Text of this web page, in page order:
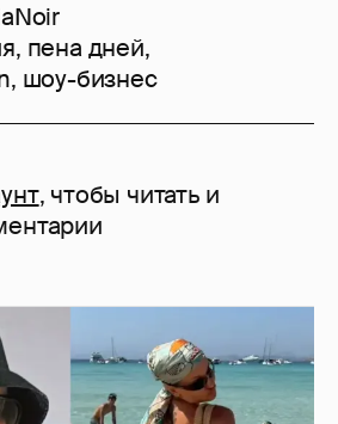
, пена дней,
, шоу-бизнес
, чтобы читать и